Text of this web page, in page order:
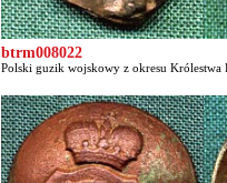
btrm008022
Polski guzik wojskowy z okresu Królestwa